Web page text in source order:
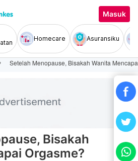
Masuk
Homecare Asuransiku
Setelah Menopause, Bisakah Wanita
Bisakah
Orgasme?